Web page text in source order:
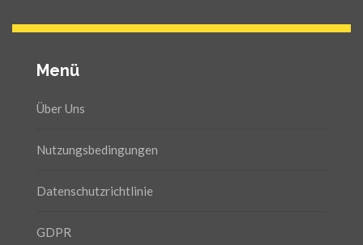
Menü
Über Uns
Nutzungsbedingungen
Datenschutzrichtlinie
GDPR